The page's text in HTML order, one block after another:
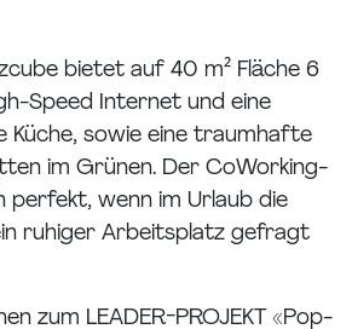
bietet auf 40 m² Fläche 6
Speed Internet und eine
Küche, sowie eine traumhafte
im Grünen. Der CoWorking-
perfekt, wenn im Urlaub die
ruhiger Arbeitsplatz gefragt
zum LEADER-PROJEKT «Pop-